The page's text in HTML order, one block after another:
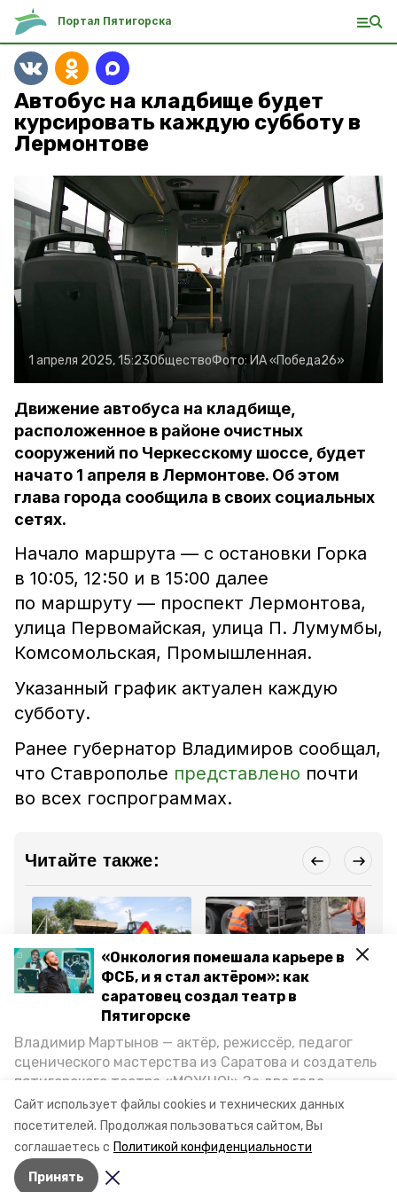
Сайт использует файлы cookies и технических данных
посетителей. Продолжая пользоваться сайтом, Вы
соглашаетесь с Политикой конфиденциальности
Принять
«Онкология помешала карьере в
ФСБ, и я стал актёром»: как
саратовец создал театр в
Пятигорске
Владимир Мартынов — актёр, режиссёр, педагог
сценического мастерства из Саратова и создатель
пятигорского театра «МОЖНО!» За два года
существования театр выпустил восемь спектаклей,
впереди — новые премьеры. О том, как стал
артистом, попал в Пятигорск и собрал труппу,
режиссёр рассказал корреспонденту «Портала
Пятигорска».
Портал Пятигорска
Автобус на кладбище будет
курсировать каждую субботу в
Лермонтове
1 апреля 2025, 15:23ОбществоФото: ИА «Победа26»
Движение автобуса на кладбище,
расположенное в районе очистных
сооружений по Черкесскому шоссе, будет
начато 1 апреля в Лермонтове. Об этом
глава города сообщила в своих социальных
сетях.
Начало маршрута — с остановки Горка
в 10:05, 12:50 и в 15:00 далее
по маршруту — проспект Лермонтова,
улица Первомайская, улица П. Лумумбы,
Комсомольская, Промышленная.
Указанный график актуален каждую
субботу.
Ранее губернатор Владимиров сообщал,
что Ставрополье представлено почти
во всех госпрограммах.
Читайте также:
Общество
28 марта 2025, 17:59
16 местных дорог
ремонтируют на
Ставрополье по
нацпроекту
ЖКХ
17 марта 2025, 10:58
по нацпроекту на пяти
улицах в Пятигорске
Все новости
транспорт